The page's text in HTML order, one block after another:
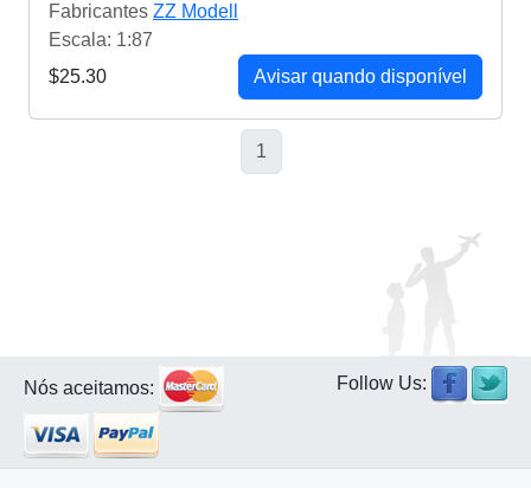
Fabricantes ZZ Modell
Escala: 1:87
$25.30
Avisar quando disponível
1
Nós aceitamos: Follow Us: